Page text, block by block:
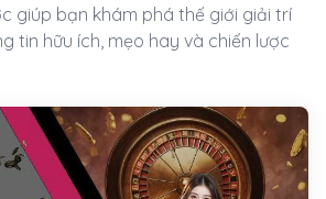
giúp bạn khám phá thế giới giải trí
tin hữu ích, mẹo hay và chiến lược